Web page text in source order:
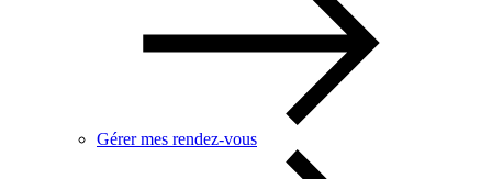
Gérer mes rendez-vous